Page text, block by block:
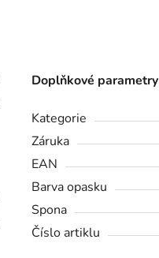
Doplňkové parametry
Kategorie
Záruka
EAN
Barva opasku
Spona
Číslo artiklu